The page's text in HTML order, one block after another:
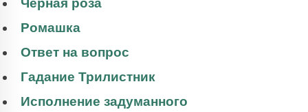
Ромашка
Ответ на вопрос
Гадание Трилистник
Исполнение задуманного